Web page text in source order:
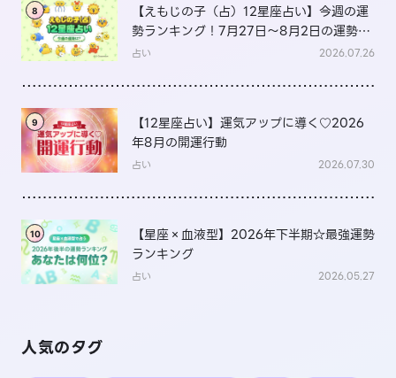
8
【えもじの子（占）12星座占い】今週の運
勢ランキング！7月27日～8月2日の運勢
は？
占い 2026.07.26
9
【12星座占い】運気アップに導く♡2026
年8月の開運行動
占い 2026.07.30
10
【星座×血液型】2026年下半期☆最強運勢
ランキング
占い 2026.05.27
人気のタグ